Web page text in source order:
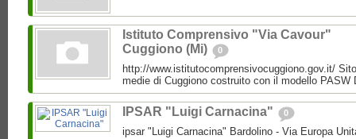
Istituto Comprensivo "Via Cavour"
Cuggiono (Mi)
0
http://www.istitutocomprensivocuggiono.gov.it/
medie di Cuggiono costruito con il modello PASW
IPSAR "Luigi Carnacina" 0
ipsar "Luigi Carnacina" Bardolino - Via Europa